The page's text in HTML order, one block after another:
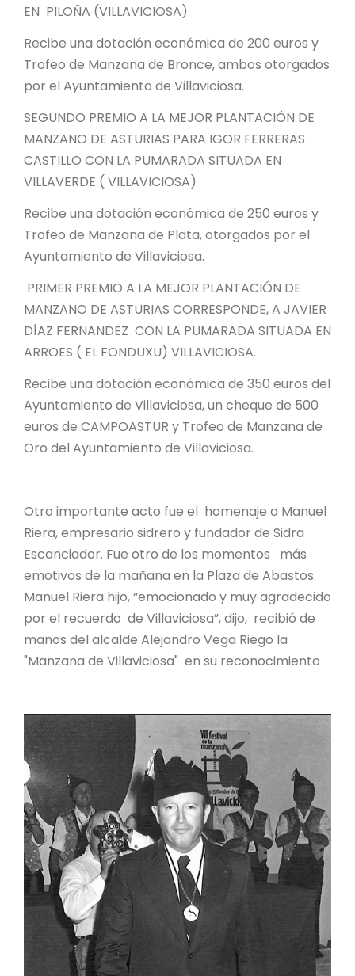
EN PILOÑA (VILLAVICIOSA)
Recibe una dotación económica de 200 euros y
Trofeo de Manzana de Bronce, ambos otorgados
por el Ayuntamiento de Villaviciosa.
SEGUNDO PREMIO A LA MEJOR PLANTACIÓN DE
MANZANO DE ASTURIAS PARA IGOR FERRERAS
CASTILLO CON LA PUMARADA SITUADA EN
VILLAVERDE ( VILLAVICIOSA)
Recibe una dotación económica de 250 euros y
Trofeo de Manzana de Plata, otorgados por el
Ayuntamiento de Villaviciosa.
PRIMER PREMIO A LA MEJOR PLANTACIÓN DE
MANZANO DE ASTURIAS CORRESPONDE, A JAVIER
DÍAZ FERNANDEZ CON LA PUMARADA SITUADA EN
ARROES ( EL FONDUXU) VILLAVICIOSA.
Recibe una dotación económica de 350 euros del
Ayuntamiento de Villaviciosa, un cheque de 500
euros de CAMPOASTUR y Trofeo de Manzana de
Oro del Ayuntamiento de Villaviciosa.
Otro importante acto fue el homenaje a Manuel
Riera, empresario sidrero y fundador de Sidra
Escanciador. Fue otro de los momentos más
emotivos de la mañana en la Plaza de Abastos.
Manuel Riera hijo, “emocionado y muy agradecido
por el recuerdo de Villaviciosa”, dijo, recibió de
manos del alcalde Alejandro Vega Riego la
"Manzana de Villaviciosa" en su reconocimiento